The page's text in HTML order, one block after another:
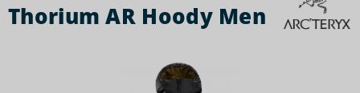
Thorium AR Hoody Men